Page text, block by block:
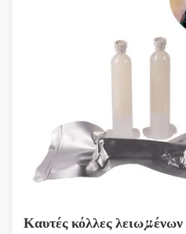
Καυτές κόλλες